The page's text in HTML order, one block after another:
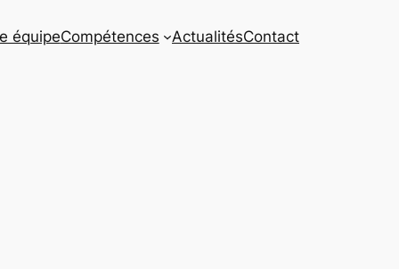
équipeCompétences ActualitésContact